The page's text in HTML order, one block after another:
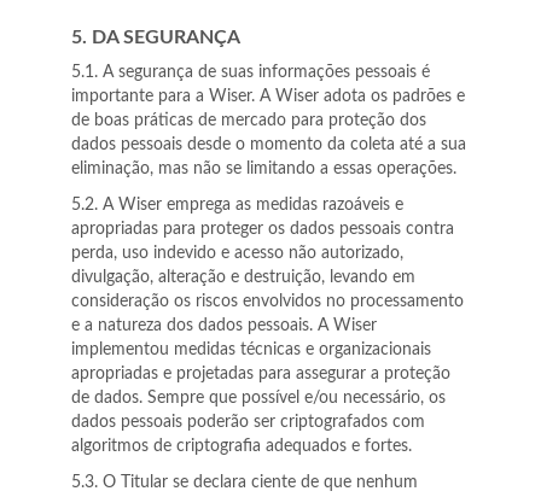
5. DA SEGURANÇA
5.1. A segurança de suas informações pessoais é
importante para a Wiser. A Wiser adota os padrões e
de boas práticas de mercado para proteção dos
dados pessoais desde o momento da coleta até a sua
eliminação, mas não se limitando a essas operações.
5.2. A Wiser emprega as medidas razoáveis ​​e
apropriadas para proteger os dados pessoais contra
perda, uso indevido e acesso não autorizado,
divulgação, alteração e destruição, levando em
consideração os riscos envolvidos no processamento
e a natureza dos dados pessoais. A Wiser
implementou medidas técnicas e organizacionais
apropriadas e projetadas para assegurar a proteção
de dados. Sempre que possível e/ou necessário, os
dados pessoais poderão ser criptografados com
algoritmos de criptografia adequados e fortes.
5.3. O Titular se declara ciente de que nenhum